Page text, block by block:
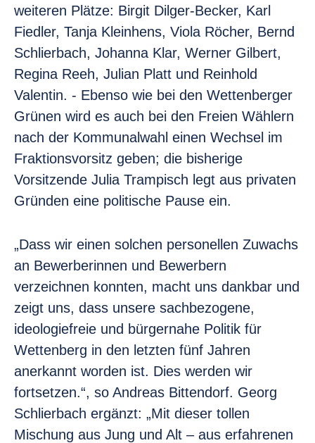
weiteren Plätze: Birgit Dilger-Becker, Karl
Fiedler, Tanja Kleinhens, Viola Röcher, Bernd
Schlierbach, Johanna Klar, Werner Gilbert,
Regina Reeh, Julian Platt und Reinhold
Valentin. - Ebenso wie bei den Wettenberger
Grünen wird es auch bei den Freien Wählern
nach der Kommunalwahl einen Wechsel im
Fraktionsvorsitz geben; die bisherige
Vorsitzende Julia Trampisch legt aus privaten
Gründen eine politische Pause ein.
„Dass wir einen solchen personellen Zuwachs
an Bewerberinnen und Bewerbern
verzeichnen konnten, macht uns dankbar und
zeigt uns, dass unsere sachbezogene,
ideologiefreie und bürgernahe Politik für
Wettenberg in den letzten fünf Jahren
anerkannt worden ist. Dies werden wir
fortsetzen.“, so Andreas Bittendorf. Georg
Schlierbach ergänzt: „Mit dieser tollen
Mischung aus Jung und Alt – aus erfahrenen